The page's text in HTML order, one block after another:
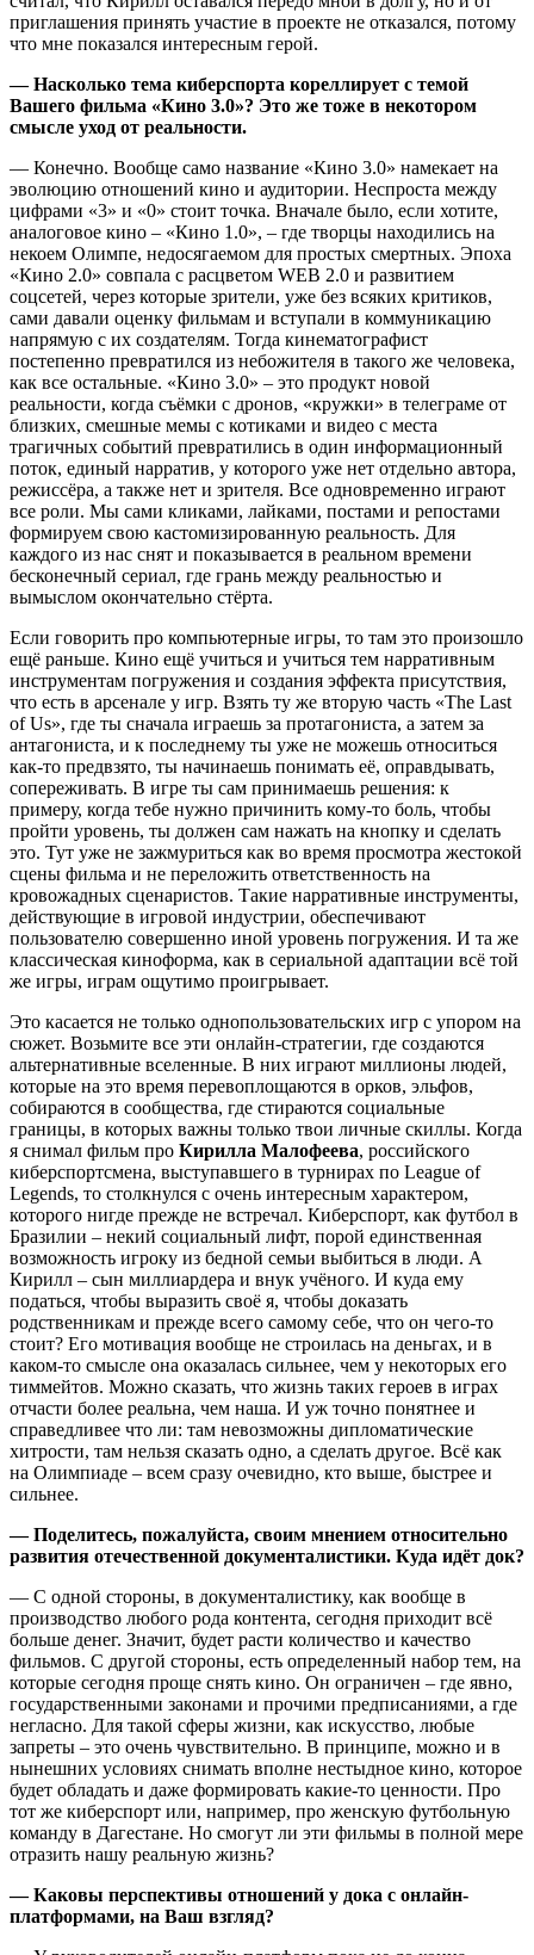
приглашения принять участие в проекте не отказался, потому
что мне показался интересным герой.
— Насколько тема киберспорта кореллирует с темой
Вашего фильма «Кино 3.0»? Это же тоже в некотором
смысле уход от реальности.
— Конечно. Вообще само название «Кино 3.0» намекает на
эволюцию отношений кино и аудитории. Неспроста между
цифрами «3» и «0» стоит точка. Вначале было, если хотите,
аналоговое кино – «Кино 1.0», – где творцы находились на
некоем Олимпе, недосягаемом для простых смертных. Эпоха
«Кино 2.0» совпала с расцветом WEB 2.0 и развитием
соцсетей, через которые зрители, уже без всяких критиков,
сами давали оценку фильмам и вступали в коммуникацию
напрямую с их создателям. Тогда кинематографист
постепенно превратился из небожителя в такого же человека,
как все остальные. «Кино 3.0» – это продукт новой
реальности, когда съёмки с дронов, «кружки» в телеграме от
близких, смешные мемы с котиками и видео с места
трагичных событий превратились в один информационный
поток, единый нарратив, у которого уже нет отдельно автора,
режиссёра, а также нет и зрителя. Все одновременно играют
все роли. Мы сами кликами, лайками, постами и репостами
формируем свою кастомизированную реальность. Для
каждого из нас снят и показывается в реальном времени
бесконечный сериал, где грань между реальностью и
вымыслом окончательно стёрта.
Если говорить про компьютерные игры, то там это произошло
ещё раньше. Кино ещё учиться и учиться тем нарративным
инструментам погружения и создания эффекта присутствия,
что есть в арсенале у игр. Взять ту же вторую часть «The Last
of Us», где ты сначала играешь за протагониста, а затем за
антагониста, и к последнему ты уже не можешь относиться
как-то предвзято, ты начинаешь понимать её, оправдывать,
сопереживать. В игре ты сам принимаешь решения: к
примеру, когда тебе нужно причинить кому-то боль, чтобы
пройти уровень, ты должен сам нажать на кнопку и сделать
это. Тут уже не зажмуриться как во время просмотра жестокой
сцены фильма и не переложить ответственность на
кровожадных сценаристов. Такие нарративные инструменты,
действующие в игровой индустрии, обеспечивают
пользователю совершенно иной уровень погружения. И та же
классическая киноформа, как в сериальной адаптации всё той
же игры, играм ощутимо проигрывает.
Это касается не только однопользовательских игр с упором на
сюжет. Возьмите все эти онлайн-стратегии, где создаются
альтернативные вселенные. В них играют миллионы людей,
которые на это время перевоплощаются в орков, эльфов,
собираются в сообщества, где стираются социальные
границы, в которых важны только твои личные скиллы. Когда
я снимал фильм про Кирилла Малофеева, российского
киберспортсмена, выступавшего в турнирах по League of
Legends, то столкнулся с очень интересным характером,
которого нигде прежде не встречал. Киберспорт, как футбол в
Бразилии – некий социальный лифт, порой единственная
возможность игроку из бедной семьи выбиться в люди. А
Кирилл – сын миллиардера и внук учёного. И куда ему
податься, чтобы выразить своё я, чтобы доказать
родственникам и прежде всего самому себе, что он чего-то
стоит? Его мотивация вообще не строилась на деньгах, и в
каком-то смысле она оказалась сильнее, чем у некоторых его
тиммейтов. Можно сказать, что жизнь таких героев в играх
отчасти более реальна, чем наша. И уж точно понятнее и
справедливее что ли: там невозможны дипломатические
хитрости, там нельзя сказать одно, а сделать другое. Всё как
на Олимпиаде – всем сразу очевидно, кто выше, быстрее и
сильнее.
— Поделитесь, пожалуйста, своим мнением относительно
развития отечественной документалистики. Куда идёт док?
— С одной стороны, в документалистику, как вообще в
производство любого рода контента, сегодня приходит всё
больше денег. Значит, будет расти количество и качество
фильмов. С другой стороны, есть определенный набор тем, на
которые сегодня проще снять кино. Он ограничен – где явно,
государственными законами и прочими предписаниями, а где
негласно. Для такой сферы жизни, как искусство, любые
запреты – это очень чувствительно. В принципе, можно и в
нынешних условиях снимать вполне нестыдное кино, которое
будет обладать и даже формировать какие-то ценности. Про
тот же киберспорт или, например, про женскую футбольную
команду в Дагестане. Но смогут ли эти фильмы в полной мере
отразить нашу реальную жизнь?
— Каковы перспективы отношений у дока с онлайн-
платформами, на Ваш взгляд?